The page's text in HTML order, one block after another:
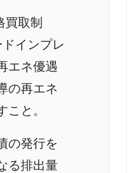
取制
インプレ
エネ優遇
の再エネ
こと。
の発行を
る排出量